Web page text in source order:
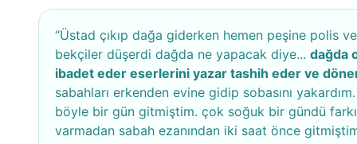
“Üstad çıkıp dağa giderken hemen peşine polis ve
bekçiler düşerdi dağda ne yapacak diye... dağda
ibadet eder eserlerini yazar tashih eder ve
sabahları erkenden evine gidip sobasını
böyle bir gün gitmiştim. çok soğuk bir gündü
varmadan sabah ezanından iki saat önce